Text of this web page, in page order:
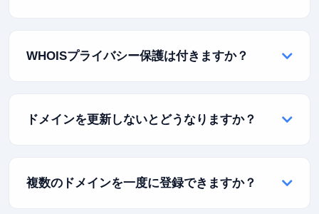
長が含まれます。トランスファー中もダウンタイムな
WHOISプライバシー保護は付きますか？
より、個人情報（メールアドレス、電話番号、住所）
ドメインを更新しないとどうなりますか？
の後、高額な手数料がかかる復旧期間に入ります。最
複数のドメインを一度に登録できますか？